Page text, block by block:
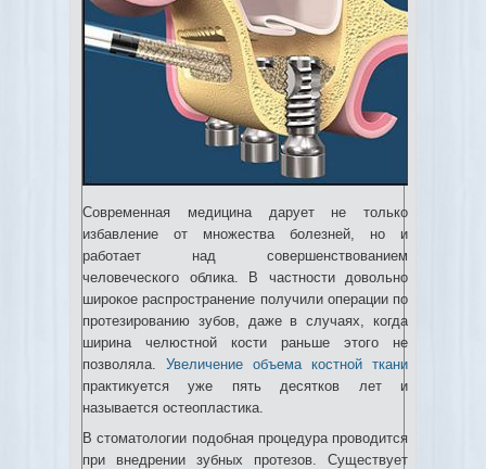
Современная медицина дарует не только
избавление от множества болезней, но и
работает над совершенствованием
человеческого облика.
В частности довольно
широкое распространение получили операции по
протезированию зубов, даже в случаях, когда
ширина челюстной кости раньше этого не
позволяла. Увеличение объема костной ткани
практикуется уже пять десятков лет и
называется остеопластика.
В стоматологии подобная процедура проводится
при внедрении зубных протезов. Существует